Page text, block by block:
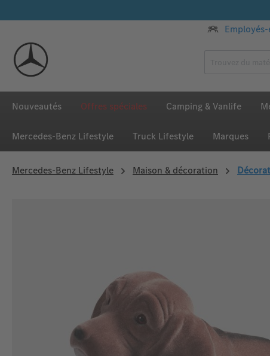
Nouveautés Offres spéciales Camping & Vanlife
Mercedes‑Benz Lifestyle Truck Lifestyle Marques
Mercedes‑Benz Lifestyle Maison & décoration